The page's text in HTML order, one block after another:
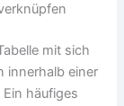
mit sich
innerhalb einer
häufiges